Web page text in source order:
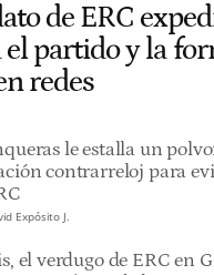
de ERC
el partido y la
redes
le estalla un
contrarreloj para
Expósito J.
el verdugo de ERC en